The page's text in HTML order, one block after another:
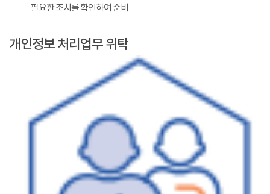
필요한 조치를 확인하여 준비
개인정보 처리업무 위탁